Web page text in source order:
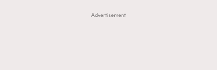
Advertisement